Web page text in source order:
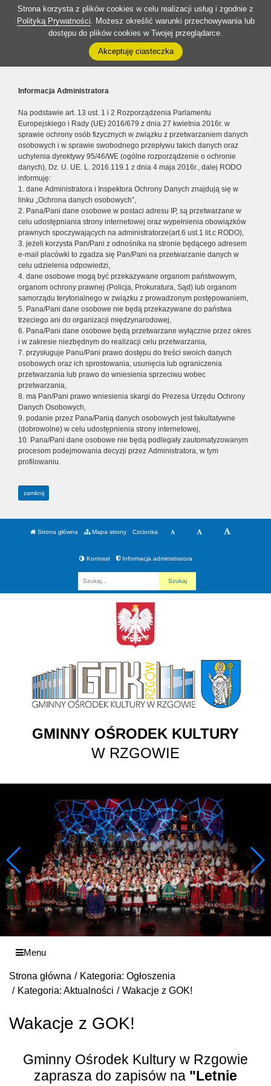
Strona korzysta z plików cookies w celu realizacji usług i zgodnie z
Polityką Prywatności. Możesz określić warunki przechowywania lub
dostępu do plików cookies w Twojej przeglądarce.
Akceptuję ciasteczka
Informacja Administratora
Na podstawie art. 13 ust. 1 i 2 Rozporządzenia Parlamentu
Europejskiego i Rady (UE) 2016/679 z dnia 27 kwietnia 2016r. w
sprawie ochrony osób fizycznych w związku z przetwarzaniem danych
osobowych i w sprawie swobodnego przepływu takich danych oraz
uchylenia dyrektywy 95/46/WE (ogólne rozporządzenie o ochronie
danych), Dz. U. UE. L. 2016.119.1 z dnia 4 maja 2016r., dalej RODO
informuję:
1. dane Administratora i Inspektora Ochrony Danych znajdują się w
linku „Ochrona danych osobowych”,
2. Pana/Pani dane osobowe w postaci adresu IP, są przetwarzane w
celu udostępniania strony internetowej oraz wypełnienia obowiązków
prawnych spoczywających na administratorze(art.6 ust.1 lit.c RODO),
3. jeżeli korzysta Pan/Pani z odnośnika na stronie będącego adresem
e-mail placówki to zgadza się Pan/Pani na przetwarzanie danych w
celu udzielenia odpowiedzi,
4. dane osobowe mogą być przekazywane organom państwowym,
organom ochrony prawnej (Policja, Prokuratura, Sąd) lub organom
samorządu terytorialnego w związku z prowadzonym postępowaniem,
5. Pana/Pani dane osobowe nie będą przekazywane do państwa
trzeciego ani do organizacji międzynarodowej,
6. Pana/Pani dane osobowe będą przetwarzane wyłącznie przez okres
i w zakresie niezbędnym do realizacji celu przetwarzania,
7. przysługuje Panu/Pani prawo dostępu do treści swoich danych
osobowych oraz ich sprostowania, usunięcia lub ograniczenia
przetwarzania lub prawo do wniesienia sprzeciwu wobec
przetwarzania,
8. ma Pan/Pani prawo wniesienia skargi do Prezesa Urzędu Ochrony
Danych Osobowych,
9. podanie przez Pana/Panią danych osobowych jest fakultatywne
(dobrowolne) w celu udostępnienia strony internetowej,
10. Pana/Pani dane osobowe nie będą podlegały zautomatyzowanym
procesom podejmowania decyzji przez Administratora, w tym
profilowaniu.
zamknij
Strona główna Mapa strony Czcionka
Kontrast Informacja administratora
GMINNY OŚRODEK KULTURY
W RZGOWIE
Menu
Strona główna
Kategoria: Ogłoszenia
Kategoria: Aktualności
Wakacje z GOK!
Wakacje z GOK!
Gminny Ośrodek Kultury w Rzgowie
zaprasza do zapisów na "Letnie